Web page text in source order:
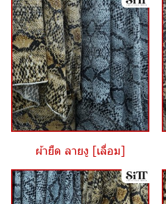
ผ้ายืด ลายงู [เลื่อม]